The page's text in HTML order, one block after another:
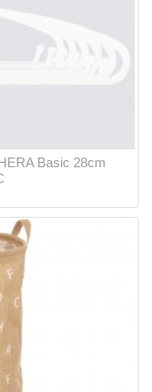
Basic 28cm